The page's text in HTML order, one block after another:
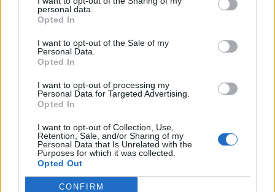
personal data.
Opted In
I want to opt-out of the Sale of my
Personal Data.
Opted In
I want to opt-out of processing my
Personal Data for Targeted Advertising.
Opted In
I want to opt-out of Collection, Use,
Retention, Sale, and/or Sharing of my
Personal Data that Is Unrelated with the
Purposes for which it was collected.
Opted Out
CONFIRM
Kuo Klaipėdos pilies džiazo festivalio atmosfera
skiriasi nuo kitų Europos scenų?